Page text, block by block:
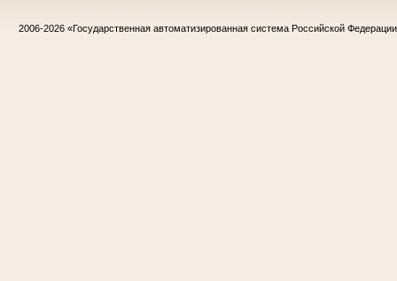
2006-2026 «Государственная автоматизированная система Российской